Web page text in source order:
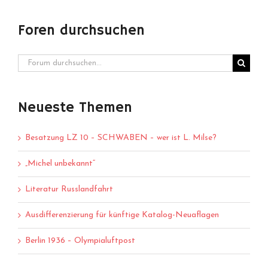
Foren durchsuchen
Neueste Themen
Besatzung LZ 10 – SCHWABEN – wer ist L. Milse?
„Michel unbekannt“
Literatur Russlandfahrt
Ausdifferenzierung für künftige Katalog-Neuaflagen
Berlin 1936 – Olympialuftpost